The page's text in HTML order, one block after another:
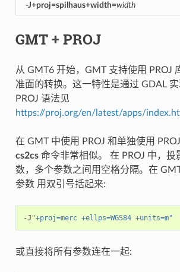
-J+proj=spilhaus+width=width
GMT + PROJ
从 GMT6 开始，GMT 支持使用 PROJ
准面的转换。这一特性是通过 GDAL
PROJ 语法见
https://proj.org/en/latest/apps/
在 GMT 中使用 PROJ 和单独使用
cs2cs命令非常相似。 在 PROJ 中，投
数，多个参数之间用空格分隔。在
参数 用双引号括起来:
-J "+proj=merc +ellps=WGS84 +units=m"
或直接将所有参数连在一起: